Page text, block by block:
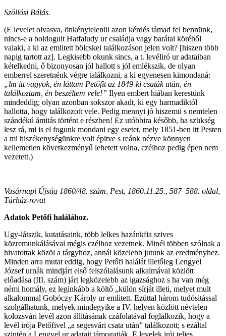
Szöllösi Bálás.
(E levelet olvasva, önkénytelenül azon kérdés támad fel bennünk,
nincs-e a boldogult Hatfaludy ur családja vagy barátai köréből
valaki, a ki az emlitett bölcskei találkozáson jelen volt? [hiszen több
napig tartott az]. Legkisebb okunk sincs, a t. levéliró ur adataiban
kételkedni, ő bizonyosan jól hallott s jól emlékszik, de olyan
emberrel szeretnénk végre találkozni, a ki egyenesen kimondaná:
„lm itt vagyok, én láttam Petőfit az 1849-ki csaták után, én
találkoztam, én beszéltem vele!” Ilyen embert hiában kerestünk
mindeddig; olyan azonban sokszor akadt, ki egy harmadiktól
hallotta, hogy találkozott vele. Pedig mennyi jó hiszemü s nemtelen
szándékú ámitás történt e részben! Ez utóbbira később, ha szükség
lesz rá, mi is el fogunk mondani egy esetet, mely 1851-ben itt Pesten
a mi hiszékenységünkre volt épitve s reánk nézve könnyen
kellemetlen következményű lehetett volna, czélhoz pedig épen nem
vezetett.)
Vasárnapi Újság 1860/48. szám, Pest, 1860.11.25., 587–588. oldal,
Tárház-rovat
Adatok Petőfi halálához.
Ugy-látszik, kutatásaink, több lelkes hazánkfia szives
közremunkálásával mégis czélhoz vezetnek. Minél többen szólnak a
hivatottak közöl a tárgyhoz, annál közelebb jutunk az eredményhez.
Minden arra mutat eddig, hogy Petőfi halálát illetőleg Lengyel
József urnák mindjárt első felszólalásunk alkalmával közlött
előadása (III. szám) járt legközelebb az igazsághoz s ha van még
némi homály, ez leginkább a költő „külön sírját illeti, melyet mult
alkalommal Gobóczy Károly ur emlitett. Ezúttal három tudósitással
szolgálhatunk, melyek mindegyike a IV. helyen közlött névtelen
kolozsvári levél azon állításának czáfolatával foglalkozik, hogy a
levél irója Petőfivel „a segesvári csata után” találkozott; s ezáltal
szintén a Lengyel ur adatait támogatják. E levelek irói teljes